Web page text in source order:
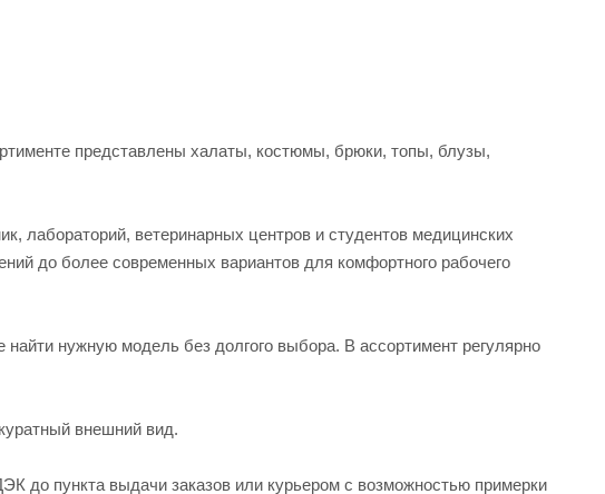
представлены халаты, костюмы, брюки, топы, блузы,
лабораторий, ветеринарных центров и студентов медицинских
до более современных вариантов для комфортного рабочего
нужную модель без долгого выбора. В ассортимент регулярно
внешний вид.
до пункта выдачи заказов или курьером с возможностью примерки